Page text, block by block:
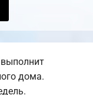
дома.